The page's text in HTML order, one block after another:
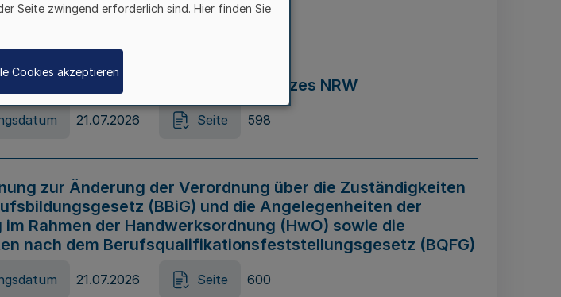
21.07.2026 Seite 595
des Online-Casinospiel Gesetzes NRW
21.07.2026 Seite 598
zur Änderung der Verordnung über die Zuständigkeiten
(BBiG) und die Angelegenheiten der
Rahmen der Handwerksordnung (HwO) sowie die
nach dem Berufsqualifikationsfeststellungsgesetz (BQFG)
21.07.2026 Seite 600
Seite zwingend erforderlich sind. Hier finden Sie
Cookies akzeptieren